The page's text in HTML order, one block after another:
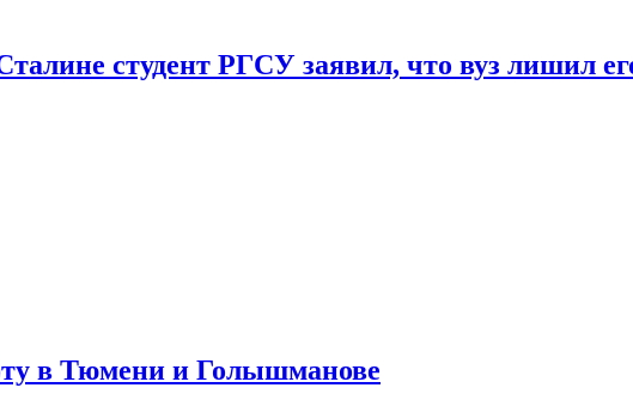
студент РГСУ заявил, что вуз лишил
в Тюмени и Голышманове